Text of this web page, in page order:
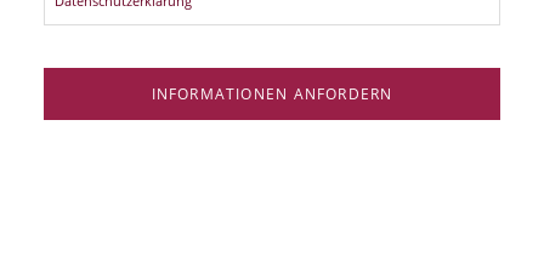
INFORMATIONEN ANFORDERN